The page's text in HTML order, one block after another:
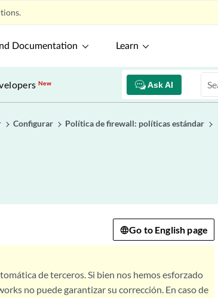
Documentation Learn
Ask AI
New
Configurar Política de firewall: políticas estándar
Go to English page
de terceros. Si bien nos hemos esforzado
no puede garantizar su corrección. En caso de